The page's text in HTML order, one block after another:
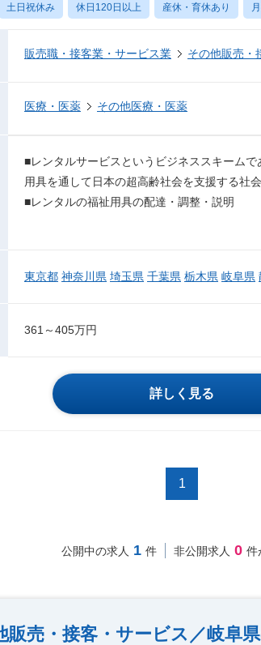
土日祝休み 休日120日以上 産休・育休あり
販売職・接客業・サービス業 その他販売・
医療・医薬 その他医療・医薬
■レンタルサービスというビジネススキーム
用具を通して日本の超高齢社会を支援する社
■レンタルの福祉用具の配達・調整・説明
東京都 神奈川県 埼玉県 千葉県 栃木県 岐阜県
361～405万円
詳しく見る
1
公開中の求人 1 件 非公開求人 0 件
販売・接客・サービス／岐阜